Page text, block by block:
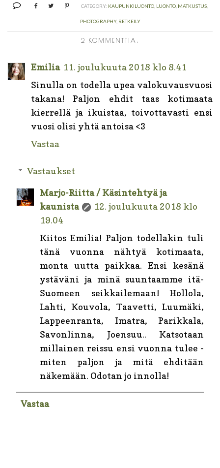
CATEGORY: KAUPUNKILUONTO, LUONTO, MATKUSTUS,
PHOTOGRAPHY, RETKEILY
2 KOMMENTTIA:
Emilia 11. joulukuuta 2018 klo 8.41
Sinulla on todella upea valokuvausvuosi
takana! Paljon ehdit taas kotimaata
kierrellä ja ikuistaa, toivottavasti ensi
vuosi olisi yhtä antoisa <3
Vastaa
Vastaukset
Marjo-Riitta / Käsintehtyä ja
kaunista
12. joulukuuta 2018 klo
19.04
Kiitos Emilia! Paljon todellakin tuli
tänä vuonna nähtyä kotimaata,
monta uutta paikkaa. Ensi kesänä
ystäväni ja minä suuntaamme itä-
Suomeen seikkailemaan! Hollola,
Lahti, Kouvola, Taavetti, Luumäki,
Lappeenranta, Imatra, Parikkala,
Savonlinna, Joensuu.. Katsotaan
millainen reissu ensi vuonna tulee -
miten paljon ja mitä ehditään
näkemään. Odotan jo innolla!
Vastaa